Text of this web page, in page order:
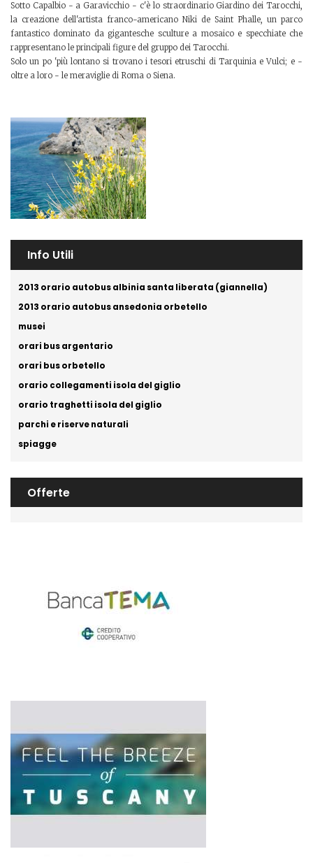
Sotto Capalbio - a Garavicchio - c'è lo straordinario Giardino dei Tarocchi,
la creazione dell'artista franco-americano Niki de Saint Phalle, un parco
fantastico dominato da gigantesche sculture a mosaico e specchiate che
rappresentano le principali figure del gruppo dei Tarocchi.
Solo un po 'più lontano si trovano i tesori etruschi di Tarquinia e Vulci; e -
oltre a loro - le meraviglie di Roma o Siena.
Info Utili
2013 orario autobus albinia santa liberata (giannella)
2013 orario autobus ansedonia orbetello
musei
orari bus argentario
orari bus orbetello
orario collegamenti isola del giglio
orario traghetti isola del giglio
parchi e riserve naturali
spiagge
Offerte